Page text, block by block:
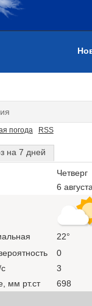
погода RSS
на 7 дней
Четверг
6 августа
22°
0
3
мм рт.ст
698